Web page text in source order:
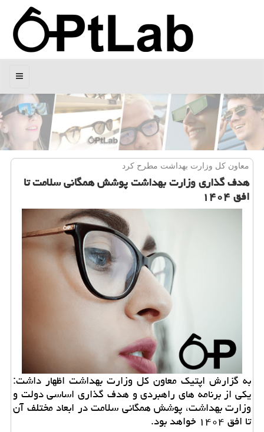
منو
معاون كل وزارت بهداشت مطرح كرد
هدف گذاری وزارت بهداشت پوشش همگانی سلامت تا
افق ۱۴۰۴
به گزارش اپتیك معاون كل وزارت بهداشت اظهار داشت:
یكی از برنامه های راهبردی و هدف گذاری اساسی دولت و
وزارت بهداشت، پوشش همگانی سلامت در ابعاد مختلف آن
تا افق ۱۴۰۴ خواهد بود.